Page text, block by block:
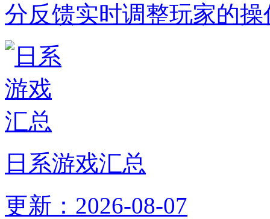
分反馈实时调整玩家的
日系游戏汇总
更新：2026-08-07